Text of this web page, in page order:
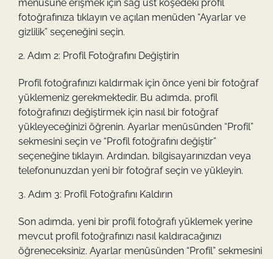
menüsüne erişmek için sağ üst köşedeki profil
fotoğrafınıza tıklayın ve açılan menüden “Ayarlar ve
gizlilik” seçeneğini seçin.
Adım 2: Profil Fotoğrafını Değiştirin
Profil fotoğrafınızı kaldırmak için önce yeni bir fotoğraf
yüklemeniz gerekmektedir. Bu adımda, profil
fotoğrafınızı değiştirmek için nasıl bir fotoğraf
yükleyeceğinizi öğrenin. Ayarlar menüsünden “Profil”
sekmesini seçin ve “Profil fotoğrafını değiştir”
seçeneğine tıklayın. Ardından, bilgisayarınızdan veya
telefonunuzdan yeni bir fotoğraf seçin ve yükleyin.
Adım 3: Profil Fotoğrafını Kaldırın
Son adımda, yeni bir profil fotoğrafı yüklemek yerine
mevcut profil fotoğrafınızı nasıl kaldıracağınızı
öğreneceksiniz. Ayarlar menüsünden “Profil” sekmesini